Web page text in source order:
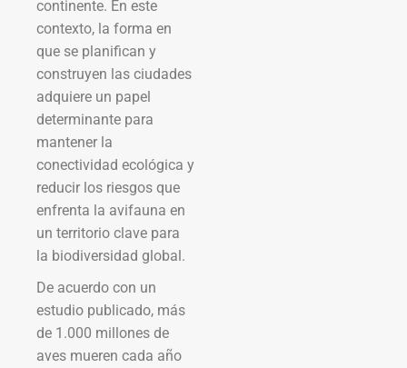
continente. En este
contexto, la forma en
que se planifican y
construyen las ciudades
adquiere un papel
determinante para
mantener la
conectividad ecológica y
reducir los riesgos que
enfrenta la avifauna en
un territorio clave para
la biodiversidad global.
De acuerdo con un
estudio publicado, más
de 1.000 millones de
aves mueren cada año